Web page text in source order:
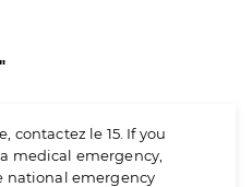
contactez le 15. If you
medical emergency,
national emergency